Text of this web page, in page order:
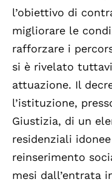
l’obiettivo di
migliorare le
rafforzare i
si è rivelato
attuazione. Il
l’istituzione,
Giustizia, di un
residenziali
reinserimento
mesi dall’entrata